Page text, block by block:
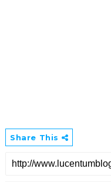
Share This